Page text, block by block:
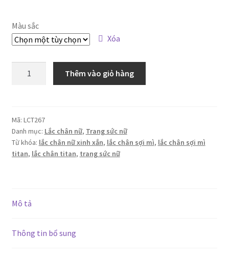
Màu sắc
Xóa
tròn
nhỏ
xinh
xắn
Thêm vào giỏ hàng
Mã: LCT267
Danh mục: Lắc chân nữ, Trang sức nữ
Từ khóa: lắc chân nữ xinh xắn, lắc chân sợi mì, lắc chân sợi mì
titan, lắc chân titan, trang sức nữ
Mô tả
Thông tin bổ sung